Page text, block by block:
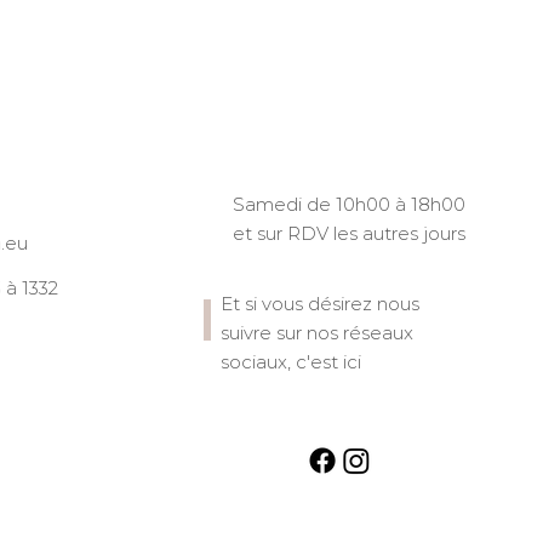
1332
Samedi de 10h00 à 18h00
et sur RDV les autres jours
Et si vous désirez nous
suivre sur nos réseaux
sociaux, c'est ici